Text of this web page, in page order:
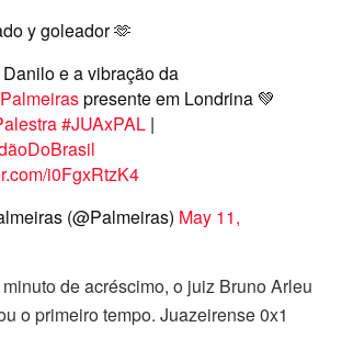
y goleador 🫶
e a vibração da
presente em Londrina 💚
#JUAxPAL |
i0FgxRtzK4
(@Palmeiras) May 11,
de acréscimo, o juiz Bruno Arleu
o primeiro tempo. Juazeirense 0x1